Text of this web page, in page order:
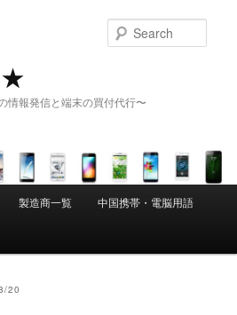
★
情報発信と端末の買付代行〜
製造商一覧 中国携帯・電脳用語
20